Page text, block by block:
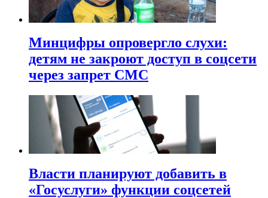
Минцифры опровергло слухи:
детям не закроют доступ в соцсети
через запрет СМС
Власти планируют добавить в
«Госуслуги» функции соцсетей